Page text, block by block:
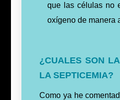
que las células no
oxígeno de manera
¿CUALES SON
LA SEPTICEMIA?
Como ya he